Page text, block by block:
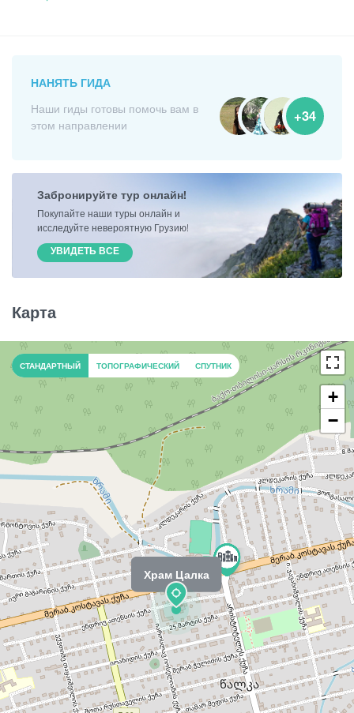
НАНЯТЬ ГИДА
Наши гиды готовы помочь вам в
этом направлении
+34
Забронируйте тур онлайн!
Покупайте наши туры онлайн и
исследуйте невероятную Грузию!
УВИДЕТЬ ВСЕ
Карта
Храм Цалка
+
−
СТАНДАРТНЫЙ ТОПОГРАФИЧЕСКИЙ СПУТНИК